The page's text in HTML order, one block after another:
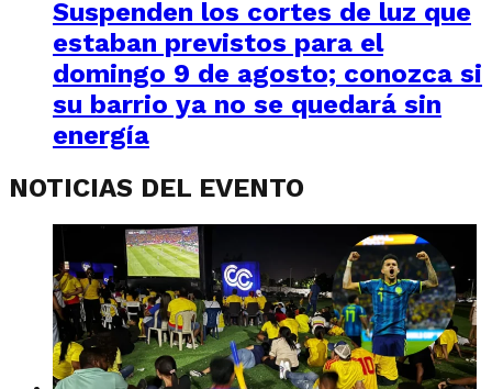
Suspenden los cortes de luz que
estaban previstos para el
domingo 9 de agosto; conozca si
su barrio ya no se quedará sin
energía
NOTICIAS DEL EVENTO